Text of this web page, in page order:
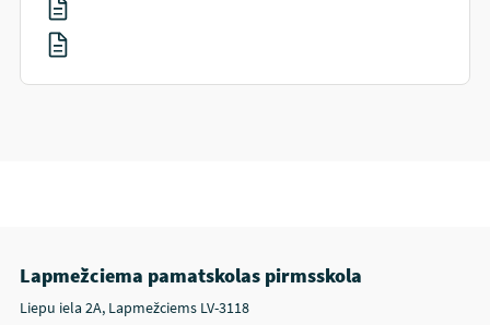
Lapmežciema pamatskolas pirmsskola
Liepu iela 2A, Lapmežciems LV-3118